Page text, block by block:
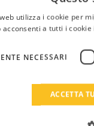
I
utilizza i cookie per
acconsenti a tutti i
NECESSARI
ACCETTA